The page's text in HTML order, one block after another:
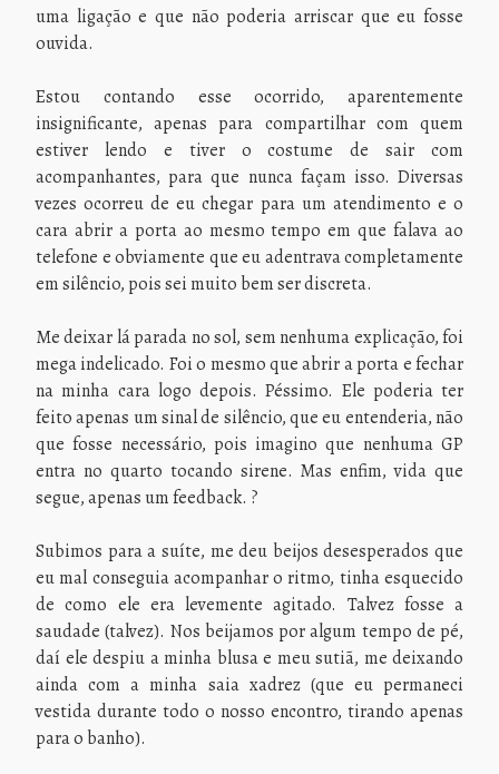
uma ligação e que não poderia arriscar que eu fosse
ouvida.
Estou contando esse ocorrido, aparentemente
insignificante, apenas para compartilhar com quem
estiver lendo e tiver o costume de sair com
acompanhantes, para que nunca façam isso. Diversas
vezes ocorreu de eu chegar para um atendimento e o
cara abrir a porta ao mesmo tempo em que falava ao
telefone e obviamente que eu adentrava completamente
em silêncio, pois sei muito bem ser discreta.
Me deixar lá parada no sol, sem nenhuma explicação, foi
mega indelicado. Foi o mesmo que abrir a porta e fechar
na minha cara logo depois. Péssimo. Ele poderia ter
feito apenas um sinal de silêncio, que eu entenderia, não
que fosse necessário, pois imagino que nenhuma GP
entra no quarto tocando sirene. Mas enfim, vida que
segue, apenas um feedback. ?
Subimos para a suíte, me deu beijos desesperados que
eu mal conseguia acompanhar o ritmo, tinha esquecido
de como ele era levemente agitado. Talvez fosse a
saudade (talvez). Nos beijamos por algum tempo de pé,
daí ele despiu a minha blusa e meu sutiã, me deixando
ainda com a minha saia xadrez (que eu permaneci
vestida durante todo o nosso encontro, tirando apenas
para o banho).